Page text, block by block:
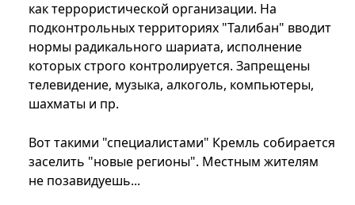
как террористической организации. На
подконтрольных территориях "Талибан" вводит
нормы радикального шариата, исполнение
которых строго контролируется. Запрещены
телевидение, музыка, алкоголь, компьютеры,
шахматы и пр.
Вот такими "специалистами" Кремль собирается
заселить "новые регионы". Местным жителям
не позавидуешь...